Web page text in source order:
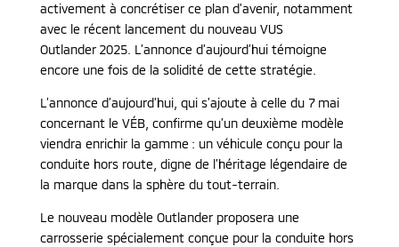
activement à concrétiser ce plan d’avenir, notamment
avec le récent lancement du nouveau VUS
Outlander 2025. L’annonce d’aujourd’hui témoigne
encore une fois de la solidité de cette stratégie.
L’annonce d’aujourd’hui, qui s’ajoute à celle du 7 mai
concernant le VÉB, confirme qu’un deuxième modèle
viendra enrichir la gamme : un véhicule conçu pour la
conduite hors route, digne de l’héritage légendaire de
la marque dans la sphère du tout-terrain.
Le nouveau modèle Outlander proposera une
carrosserie spécialement conçue pour la conduite hors